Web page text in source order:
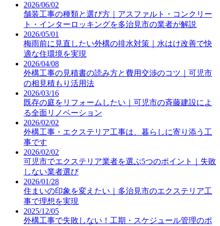
2026/06/02
舗装工事の種類と選び方｜アスファルト・コンクリー
ト・インターロッキングを多治見市の業者が解説
2026/05/01
梅雨前に見直したい外構の排水対策｜水はけ改善で快
適な住環境を実現
2026/04/08
外構工事の見積書の読み方と費用交渉のコツ｜可児市
の相見積もり活用法
2026/03/16
既存の庭をリフォームしたい｜可児市の斉藤建設によ
る全面リノベーション
2026/02/02
外構工事・エクステリア工事は、暮らしに寄り添う工
事です
2026/02/02
可児市でエクステリア業者を選ぶ5つのポイント｜失敗
しない業者選び
2026/01/28
住まいの印象を変えたい｜多治見市のエクステリア工
事で理想を実現
2025/12/05
外構工事で失敗しない！工期・スケジュール管理のポ